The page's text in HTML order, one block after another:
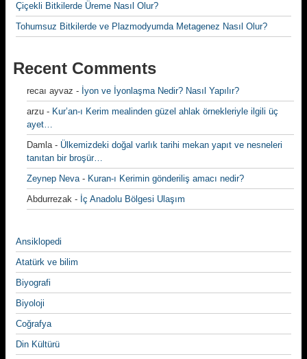
Çiçekli Bitkilerde Üreme Nasıl Olur?
Tohumsuz Bitkilerde ve Plazmodyumda Metagenez Nasıl Olur?
Recent Comments
recaı ayvaz - İyon ve İyonlaşma Nedir? Nasıl Yapılır?
arzu - Kur’an-ı Kerim mealinden güzel ahlak örnekleriyle ilgili üç
ayet…
Damla- Ülkemizdeki doğal varlık tarihi mekan yapıt ve nesneleri
tanıtan bir broşür…
Zeynep Neva- Kuran-ı Kerimin gönderiliş amacı nedir?
Abdurrezak - İç Anadolu Bölgesi Ulaşım
Ansiklopedi
Atatürk ve bilim
Biyografi
Biyoloji
Coğrafya
Din Kültürü